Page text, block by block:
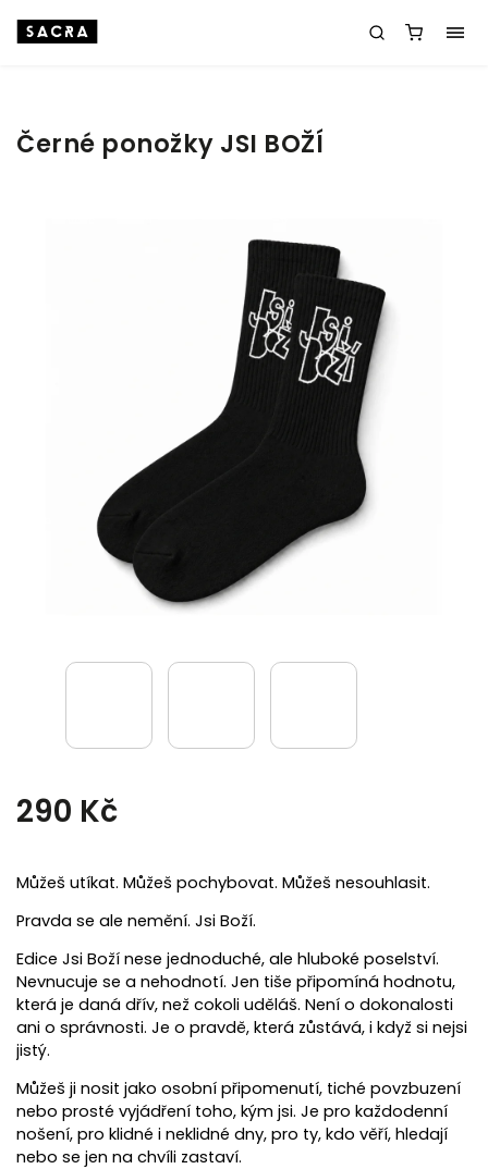
Černé ponožky JSI BOŽÍ
290 Kč
Můžeš utíkat. Můžeš pochybovat. Můžeš nesouhlasit.
Pravda se ale nemění. Jsi Boží.
Edice Jsi Boží nese jednoduché, ale hluboké poselství.
Nevnucuje se a nehodnotí. Jen tiše připomíná hodnotu,
která je daná dřív, než cokoli uděláš. Není o dokonalosti
ani o správnosti. Je o pravdě, která zůstává, i když si nejsi
jistý.
Můžeš ji nosit jako osobní připomenutí, tiché povzbuzení
nebo prosté vyjádření toho, kým jsi. Je pro každodenní
nošení, pro klidné i neklidné dny, pro ty, kdo věří, hledají
nebo se jen na chvíli zastaví.